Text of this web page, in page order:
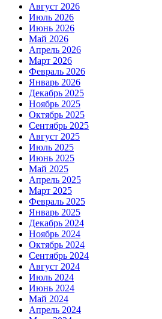
Август 2026
Июль 2026
Июнь 2026
Май 2026
Апрель 2026
Март 2026
Февраль 2026
Январь 2026
Декабрь 2025
Ноябрь 2025
Октябрь 2025
Сентябрь 2025
Август 2025
Июль 2025
Июнь 2025
Май 2025
Апрель 2025
Март 2025
Февраль 2025
Январь 2025
Декабрь 2024
Ноябрь 2024
Октябрь 2024
Сентябрь 2024
Август 2024
Июль 2024
Июнь 2024
Май 2024
Апрель 2024